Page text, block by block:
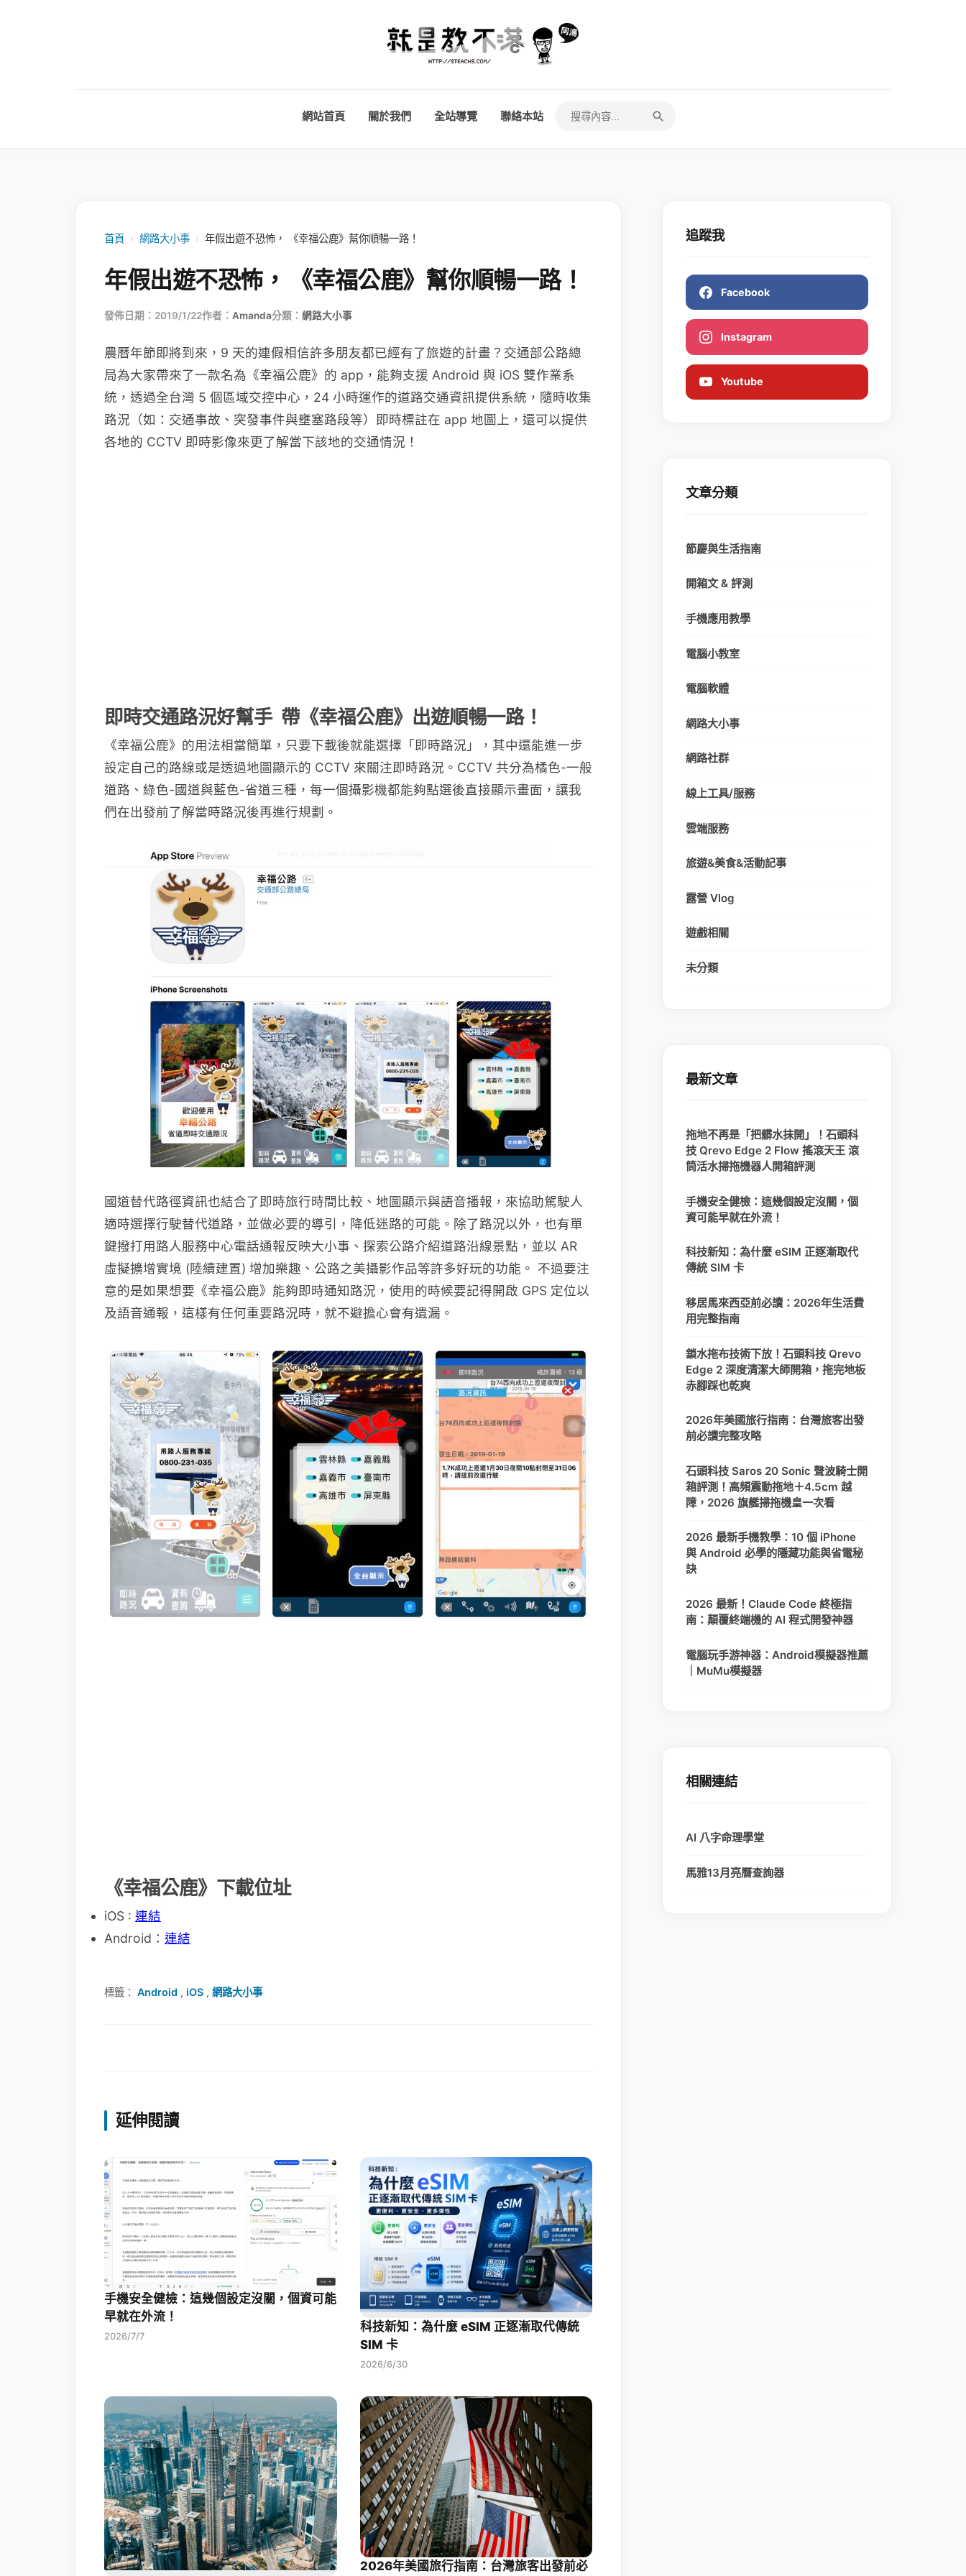
網站首頁 關於我們 全站導覽 聯絡本站
首頁 › 網路大小事 › 年假出遊不恐怖， 《幸福公鹿》幫你順暢一路！
年假出遊不恐怖， 《幸福公鹿》幫你順暢一路！
發佈日期：2019/1/22作者： Amanda分類： 網路大小事
農曆年節即將到來，9 天的連假相信許多朋友都已經有了旅遊的計畫？交通部公路總
局為大家帶來了一款名為《幸福公鹿》的 app，能夠支援 Android 與 iOS 雙作業系
統，透過全台灣 5 個區域交控中心，24 小時運作的道路交通資訊提供系統，隨時收集
路況（如：交通事故、突發事件與壅塞路段等）即時標註在 app 地圖上，還可以提供
各地的 CCTV 即時影像來更了解當下該地的交通情況！
即時交通路況好幫手 帶《幸福公鹿》出遊順暢一路！
《幸福公鹿》的用法相當簡單，只要下載後就能選擇「即時路況」，其中還能進一步
設定自己的路線或是透過地圖顯示的 CCTV 來關注即時路況。CCTV 共分為橘色-一般
道路、綠色-國道與藍色-省道三種，每一個攝影機都能夠點選後直接顯示畫面，讓我
們在出發前了解當時路況後再進行規劃。
國道替代路徑資訊也結合了即時旅行時間比較、地圖顯示與語音播報，來協助駕駛人
適時選擇行駛替代道路，並做必要的導引，降低迷路的可能。除了路況以外，也有單
鍵撥打用路人服務中心電話通報反映大小事、探索公路介紹道路沿線景點，並以 AR
虛擬擴增實境 (陸續建置) 增加樂趣、公路之美攝影作品等許多好玩的功能。 不過要注
意的是如果想要《幸福公鹿》能夠即時通知路況，使用的時候要記得開啟 GPS 定位以
及語音通報，這樣有任何重要路況時，就不避擔心會有遺漏。
《幸福公鹿》下載位址
iOS : 連結
Android： 連結
標籤： Android , iOS , 網路大小事
延伸閱讀
手機安全健檢：這幾個設定沒關，個資可能
早就在外流！
2026/7/7
科技新知：為什麼 eSIM 正逐漸取代傳統
SIM 卡
2026/6/30
2026年美國旅行指南：台灣旅客出發前必
追蹤我
Facebook
Instagram
Youtube
文章分類
節慶與生活指南
開箱文 & 評測
手機應用教學
電腦小教室
電腦軟體
網路大小事
網路社群
線上工具/服務
雲端服務
旅遊&美食&活動記事
露營 Vlog
遊戲相關
未分類
最新文章
拖地不再是「把髒水抹開」！石頭科
技 Qrevo Edge 2 Flow 搖滾天王 滾
筒活水掃拖機器人開箱評測
手機安全健檢：這幾個設定沒關，個
資可能早就在外流！
科技新知：為什麼 eSIM 正逐漸取代
傳統 SIM 卡
移居馬來西亞前必讀：2026年生活費
用完整指南
鎖水拖布技術下放！石頭科技 Qrevo
Edge 2 深度清潔大師開箱，拖完地板
赤腳踩也乾爽
2026年美國旅行指南：台灣旅客出發
前必讀完整攻略
石頭科技 Saros 20 Sonic 聲波騎士開
箱評測！高頻震動拖地＋4.5cm 越
障，2026 旗艦掃拖機皇一次看
2026 最新手機教學：10 個 iPhone
與 Android 必學的隱藏功能與省電秘
訣
2026 最新！Claude Code 終極指
南：顛覆終端機的 AI 程式開發神器
電腦玩手游神器：Android模擬器推薦
｜MuMu模擬器
相關連結
AI 八字命理學堂
馬雅13月亮曆查詢器